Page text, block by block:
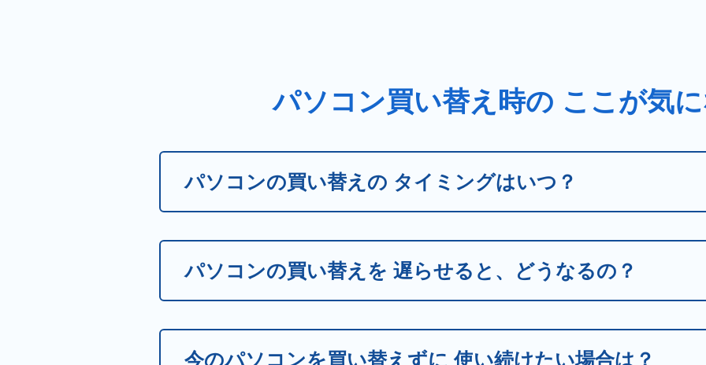
パソコン買い替え時の ここが気
パソコンの買い替えの タイミングはいつ？
パソコンの買い替えを 遅らせると、どうなるの？
今のパソコンを買い替えずに 使い続けたい場合は？